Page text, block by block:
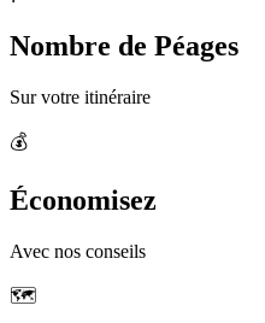
Nombre de Péages
Sur votre itinéraire
💰
Économisez
Avec nos conseils
🗺️